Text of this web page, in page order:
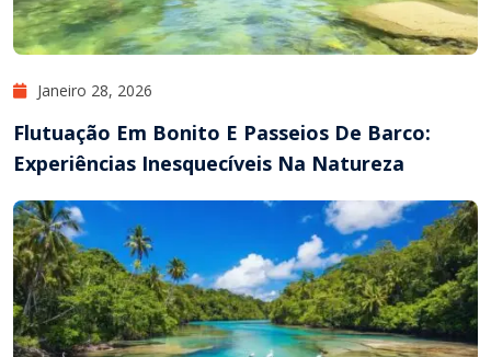
Janeiro 28, 2026
Flutuação Em Bonito E Passeios De Barco:
Experiências Inesquecíveis Na Natureza